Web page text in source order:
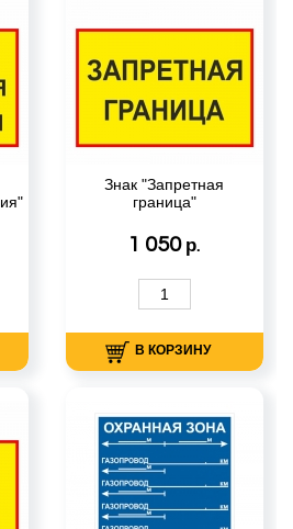
Знак "Запретная
граница"
1 050 р.
В КОРЗИНУ